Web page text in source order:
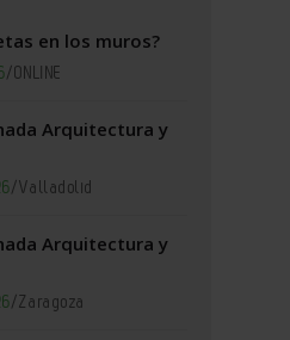
en los muros?
/ONLINE
Arquitectura y
/Valladolid
Arquitectura y
/Zaragoza